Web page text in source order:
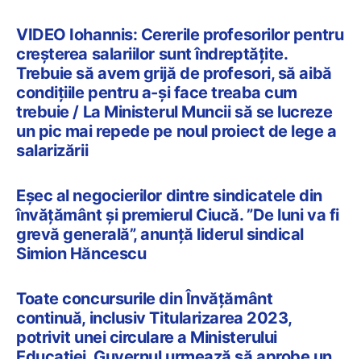
VIDEO Iohannis: Cererile profesorilor pentru
creșterea salariilor sunt îndreptățite.
Trebuie să avem grijă de profesori, să aibă
condițiile pentru a-și face treaba cum
trebuie / La Ministerul Muncii să se lucreze
un pic mai repede pe noul proiect de lege a
salarizării
Eșec al negocierilor dintre sindicatele din
învățământ și premierul Ciucă. ”De luni va fi
grevă generală”, anunță liderul sindical
Simion Hăncescu
Toate concursurile din Învățământ
continuă, inclusiv Titularizarea 2023,
potrivit unei circulare a Ministerului